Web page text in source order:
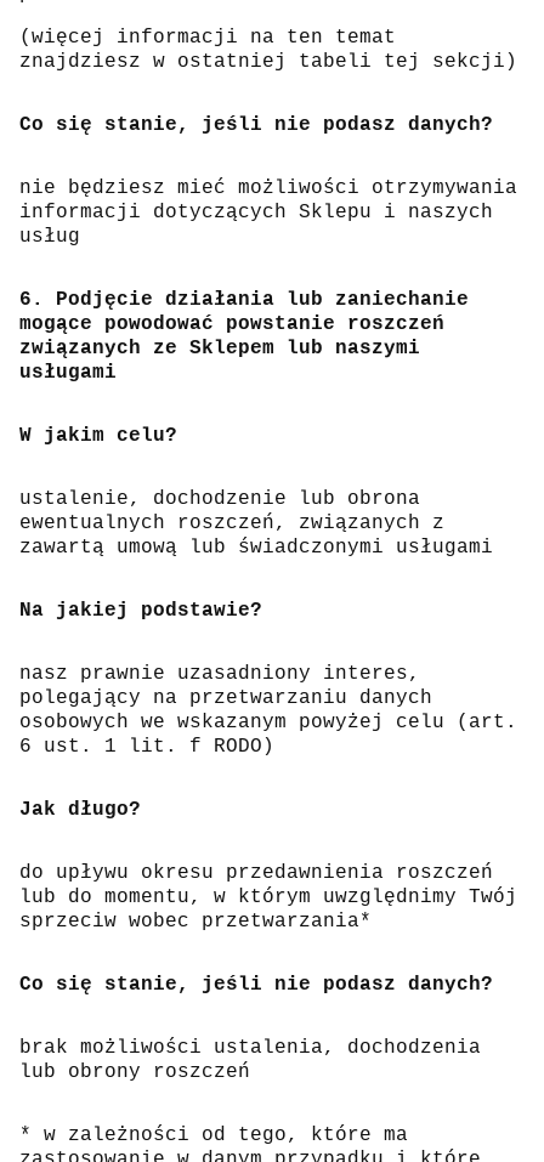
(więcej informacji na ten temat
znajdziesz w ostatniej tabeli tej sekcji)
Co się stanie, jeśli nie podasz danych?
nie będziesz mieć możliwości otrzymywania
informacji dotyczących Sklepu i naszych
usług
6. Podjęcie działania lub zaniechanie
mogące powodować powstanie roszczeń
związanych ze Sklepem lub naszymi
usługami
W jakim celu?
ustalenie, dochodzenie lub obrona
ewentualnych roszczeń, związanych z
zawartą umową lub świadczonymi usługami
Na jakiej podstawie?
nasz prawnie uzasadniony interes,
polegający na przetwarzaniu danych
osobowych we wskazanym powyżej celu (art.
6 ust. 1 lit. f RODO)
Jak długo?
do upływu okresu przedawnienia roszczeń
lub do momentu, w którym uwzględnimy Twój
sprzeciw wobec przetwarzania*
Co się stanie, jeśli nie podasz danych?
brak możliwości ustalenia, dochodzenia
lub obrony roszczeń
* w zależności od tego, które ma